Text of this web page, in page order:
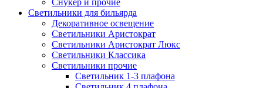
Снукер и прочие
Светильники для бильярда
Декоративное освещение
Светильники Аристократ
Светильники Аристократ Люкс
Светильники Классика
Светильники прочие
Светильник 1-3 плафона